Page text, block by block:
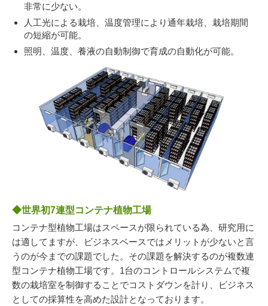
非常に少ない。
人工光による栽培、温度管理により通年栽培、栽培期間
の短縮が可能。
照明、温度、養液の自動制御で育成の自動化が可能。
◆世界初7連型コンテナ植物工場
コンテナ型植物工場はスペースが限られている為、研究用に
は適してますが、ビジネスベースではメリットが少ないと言
うのが今までの課題でした。その課題を解決するのが複数連
型コンテナ植物工場です。1台のコントロールシステムで複
数の栽培室を制御することでコストダウンを計り、ビジネス
としての採算性を高めた設計となっております。